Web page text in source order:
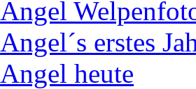
Angel
Angel´s erstes
Angel heute